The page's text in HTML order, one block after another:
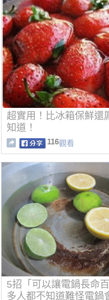
超實用！比冰箱保鮮還
知道！
116觀看
5招「可以讓電鍋長命
多人都不知道難怪電鍋